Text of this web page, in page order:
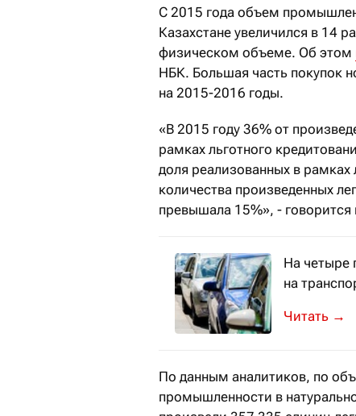
С 2015 года объем
Казахстане увеличился в 14
физическом объеме. Об этом
НБК. Большая часть покупок
на 2015-2016 годы.
«В 2015 году 36% от
рамках льготного
доля реализованных в
количества произведенных
превышала 15%», - говорится
На четыре
на
Это →
По данным аналитиков, по
промышленности в